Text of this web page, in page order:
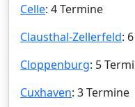
Celle: 4 Termine
Clausthal-Zellerfeld:
Cloppenburg: 5
Cuxhaven: 3 Termine